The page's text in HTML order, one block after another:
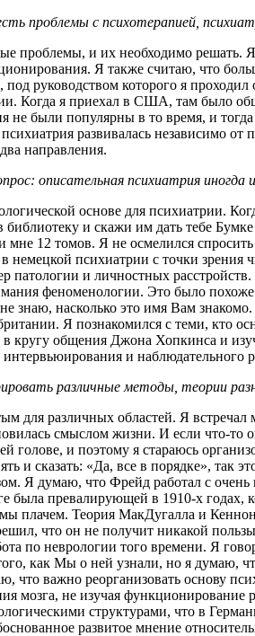
проблемы с психо­терапией,
проблемы, и их необходимо решать.
Я также считаю, что
руководством которого я
Когда я при­ехал в США, там было
не были популярны в то время, и
развивалась независимо
направления.
описательная психиатрия
основе для психиатрии.
и скажи им дать тебе
мне 12 томов. Я не осмелился
психиатрии с точки зрения
патологии и личностных
феноменологии. Это было
знаю, насколько это имя Вам
Я познакомился с теми, кто
кругу общения Джона Хопкинса и
и наблюдательного
различные мето­ды, теории
для различных областей. Я встречал
смыслом жизни. И если что-то
голове, и поэтому я стараюсь
и сказать: «Да, все в порядке», так
Я думаю, что Фрейд работал с
была превалирующей в 1910-х
плачем. Теория МакДугалла и
что он не получит никакой
по неврологии того времени. Я
как Мы о ней узнали, но я ду­маю,
что важно реорганизовать основу
мозга, не изучая функционирование
структурами, что в
развитое мнение